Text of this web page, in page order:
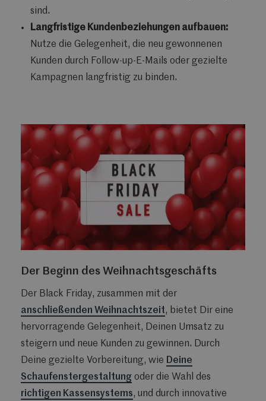
sind.
Langfristige Kundenbeziehungen aufbauen:
Nutze die Gelegenheit, die neu gewonnenen
Kunden durch Follow-up-E-Mails oder gezielte
Kampagnen langfristig zu binden.
Der Beginn des Weihnachtsgeschäfts
Der Black Friday, zusammen mit der
anschließenden Weihnachtszeit, bietet Dir eine
hervorragende Gelegenheit, Deinen Umsatz zu
steigern und neue Kunden zu gewinnen. Durch
Deine gezielte Vorbereitung, wie Deine
Schaufenstergestaltung oder die Wahl des
richtigen Kassensystems, und durch innovative